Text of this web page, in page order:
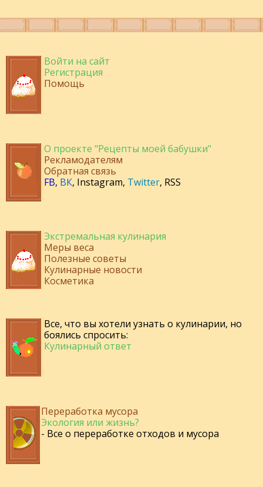
Войти на сайт
Регистрация
Помощь
О проекте "Рецепты моей бабушки"
Рекламодателям
Обратная связь
FB, ВК, Instagram, Twitter, RSS
Экстремальная кулинария
Меры веса
Полезные советы
Кулинарные новости
Косметика
Все, что вы хотели узнать о кулинарии, но
боялись спросить:
Кулинарный ответ
Переработка мусора
Экология или жизнь?
- Все о переработке отходов и мусора